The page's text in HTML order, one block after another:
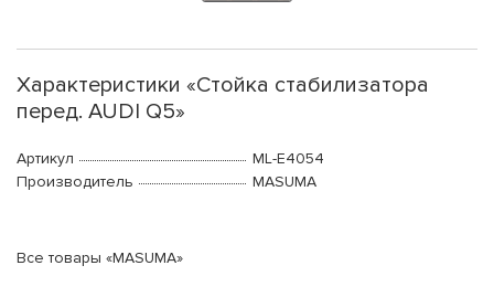
Характеристики «Стойка стабилизатора
перед. AUDI Q5»
Артикул
ML-E4054
Производитель
MASUMA
Все товары «MASUMA»